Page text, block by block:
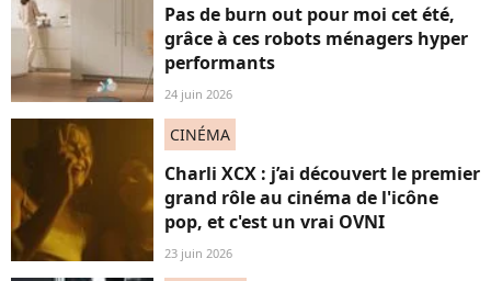
Pas de burn out pour moi cet été,
grâce à ces robots ménagers hyper
performants
24 juin 2026
CINÉMA
Charli XCX : j’ai découvert le premier
grand rôle au cinéma de l'icône
pop, et c'est un vrai OVNI
23 juin 2026